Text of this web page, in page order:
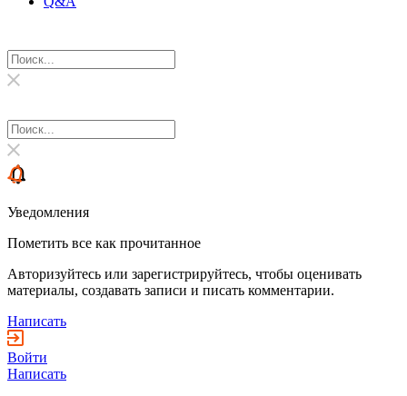
Уведомления
Пометить все как прочитанное
Авторизуйтесь или зарегистрируйтесь, чтобы оценивать
материалы, создавать записи и писать комментарии.
Написать
Войти
Написать